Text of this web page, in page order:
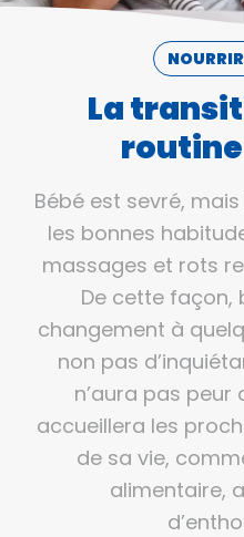
La
Bébé est sevré,
les bonnes
massages et rots
De cette façon,
changement à
non pas
n’aura pas peur
accueillera les
de sa vie,
alimentaire,